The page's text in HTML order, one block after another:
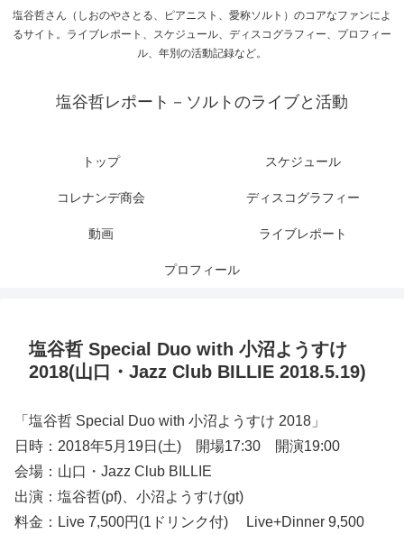
塩谷哲さん（しおのやさとる、ピアニスト、愛称ソルト）のコアなファンによ
るサイト。ライブレポート、スケジュール、ディスコグラフィー、プロフィー
ル、年別の活動記録など。
塩谷哲レポート－ソルトのライブと活動
トップ スケジュール
コレナンデ商会 ディスコグラフィー
動画 ライブレポート
プロフィール
塩谷哲 Special Duo with 小沼ようすけ
2018(山口・Jazz Club BILLIE 2018.5.19)
「塩谷哲 Special Duo with 小沼ようすけ 2018」
日時：2018年5月19日(土) 開場17:30 開演19:00
会場：山口・Jazz Club BILLIE
出演：塩谷哲(pf)、小沼ようすけ(gt)
料金：Live 7,500円(1ドリンク付) Live+Dinner 9,500